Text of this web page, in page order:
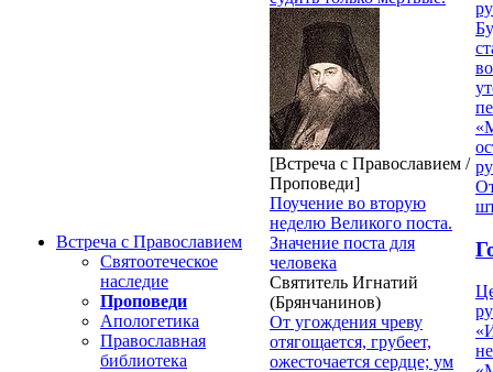
Встреча с Православием
Святоотеческое
наследие
Проповеди
Апологетика
Православная
библиотека
[Встреча с Православием /
Проповеди]
Поучение во вторую
неделю Великого поста.
Значение поста для
человека
Святитель Игнатий
(Брянчанинов)
От угождения чреву
отягощается, грубеет,
ожесточается сердце; ум